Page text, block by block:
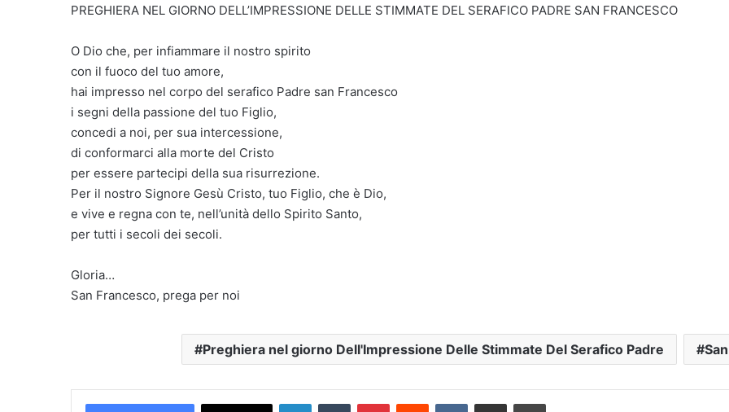
PREGHIERA NEL GIORNO DELL’IMPRESSIONE DELLE STIMMATE DEL SERAFICO PADRE SAN FRANCESCO
O Dio che, per infiammare il nostro spirito
con il fuoco del tuo amore,
hai impresso nel corpo del serafico Padre san Francesco
i segni della passione del tuo Figlio,
concedi a noi, per sua intercessione,
di conformarci alla morte del Cristo
per essere partecipi della sua risurrezione.
Per il nostro Signore Gesù Cristo, tuo Figlio, che è Dio,
e vive e regna con te, nell’unità dello Spirito Santo,
per tutti i secoli dei secoli.
Gloria…
San Francesco, prega per noi
Preghiera nel giorno Dell'Impressione Delle Stimmate Del Serafico Padre